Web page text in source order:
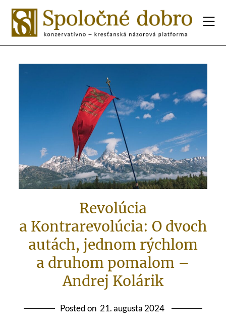
Revolúcia
a Kontrarevolúcia: O dvoch
autách, jednom rýchlom
a druhom pomalom –
Andrej Kolárik
Posted on 21. augusta 2024